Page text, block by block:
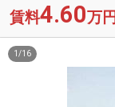
賃料4.60万円
1 /16